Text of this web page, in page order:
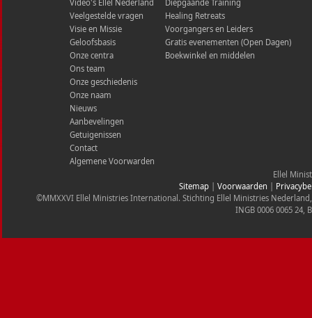
Video's Ellel Nederland
Veelgestelde vragen
Visie en Missie
Geloofsbasis
Onze centra
Ons team
Onze geschiedenis
Onze naam
Nieuws
Aanbevelingen
Getuigenissen
Contact
Algemene Voorwarden
Diepgaande Training
Healing Retreats
Voorgangers en Leiders
Gratis evenementen (Open Dagen)
Boekwinkel en middelen
Ellel
Sitemap| Voorwaarden
©MMXXVI Ellel Ministries International. Stichting Ellel Ministries
INGB 0006 0065 24,